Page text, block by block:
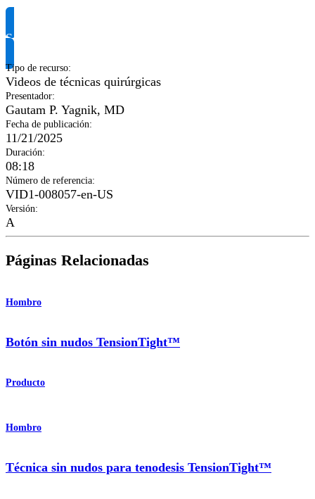
Solicitar información del producto
Tipo de recurso:
Videos de técnicas quirúrgicas
Presentador:
Gautam P. Yagnik, MD
Fecha de publicación:
11/21/2025
Duración:
08:18
Número de referencia:
VID1-008057-en-US
Versión:
A
Páginas Relacionadas
Hombro
Botón sin nudos TensionTight™
Producto
Hombro
Técnica sin nudos para tenodesis TensionTight™